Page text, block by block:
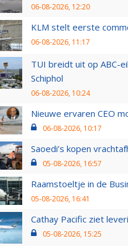
06-08-2026, 12:20
KLM stelt eerste
06-08-2026, 11:17
TUI breidt uit op ABC-
Schiphol
06-08-2026, 10:24
Nieuwe ervaren CEO
06-08-2026, 10:17
Saoedi’s kopen
05-08-2026, 16:57
Raamstoeltje in de
05-08-2026, 16:41
Cathay Pacific ziet
05-08-2026, 15:25